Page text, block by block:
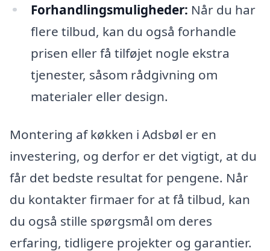
Forhandlingsmuligheder: Når du har
flere tilbud, kan du også forhandle
prisen eller få tilføjet nogle ekstra
tjenester, såsom rådgivning om
materialer eller design.
Montering af køkken i Adsbøl er en
investering, og derfor er det vigtigt, at du
får det bedste resultat for pengene. Når
du kontakter firmaer for at få tilbud, kan
du også stille spørgsmål om deres
erfaring, tidligere projekter og garantier.